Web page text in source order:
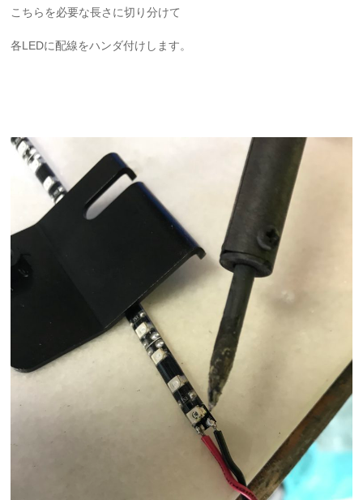
こちらを必要な長さに切り分けて
各LEDに配線をハンダ付けします。